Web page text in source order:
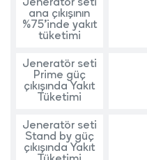
Jeneratör seti
ana çıkışının
%75’inde yakıt
tüketimi
Jeneratör seti
Prime güç
çıkışında Yakıt
Tüketimi
Jeneratör seti
Stand by güç
çıkışında Yakıt